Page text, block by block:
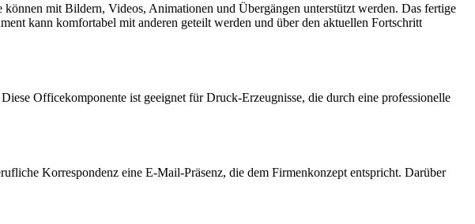
können mit Bildern, Videos, Animationen und Übergängen unterstützt werden. Das fertige
kann komfortabel mit anderen geteilt werden und über den aktuellen Fortschritt
Officekomponente ist geeignet für Druck-Erzeugnisse, die durch eine professionelle
Korrespondenz eine E-Mail-Präsenz, die dem Firmenkonzept entspricht. Darüber